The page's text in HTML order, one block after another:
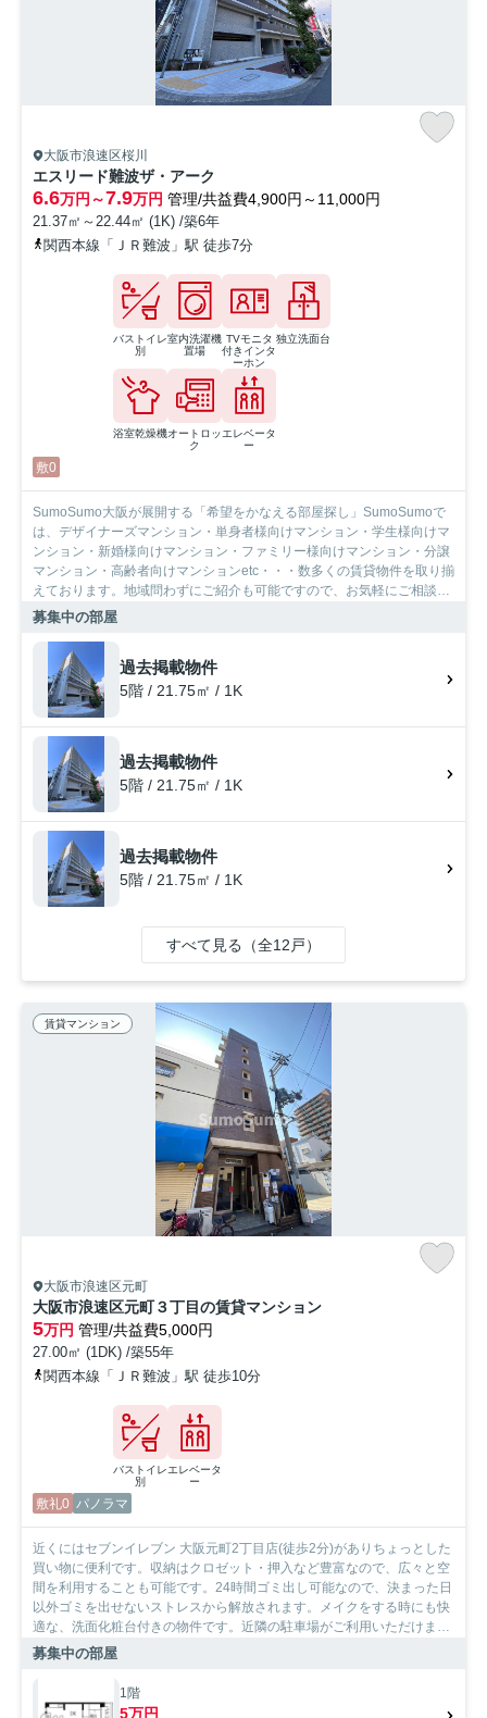
大阪市浪速区桜川
エスリード難波ザ・アーク
6.6万円～7.9万円 管理/共益費4,900円～11,000円
21.37㎡～22.44㎡ (1K) /築6年
関西本線「ＪＲ難波」駅 徒歩7分
バストイレ
別
室内洗濯機
置場
TVモニタ
付きインタ
ーホン
独立洗面台
浴室乾燥機オートロッ
ク
エレベータ
ー
敷0
SumoSumo大阪が展開する「希望をかなえる部屋探し」SumoSumoで
は、デザイナーズマンション・単身者様向けマンション・学生様向けマ
ンション・新婚様向けマンション・ファミリー様向けマンション・分譲
マンション・高齢者向けマンションetc・・・数多くの賃貸物件を取り揃
えております。地域問わずにご紹介も可能ですので、お気軽にご相談下
さいませ。
募集中の部屋
過去掲載物件
5階 / 21.75㎡ / 1K
過去掲載物件
5階 / 21.75㎡ / 1K
過去掲載物件
5階 / 21.75㎡ / 1K
すべて見る（全12戸）
賃貸マンション
大阪市浪速区元町
大阪市浪速区元町３丁目の賃貸マンション
5万円 管理/共益費5,000円
27.00㎡ (1DK) /築55年
関西本線「ＪＲ難波」駅 徒歩10分
バストイレ
別
エレベータ
ー
敷礼0 パノラマ
近くにはセブンイレブン 大阪元町2丁目店(徒歩2分)がありちょっとした
買い物に便利です。収納はクロゼット・押入など豊富なので、広々と空
間を利用することも可能です。24時間ゴミ出し可能なので、決まった日
以外ゴミを出せないストレスから解放されます。メイクをする時にも快
適な、洗面化粧台付きの物件です。近隣の駐車場がご利用いただけま
す。大阪市浪速区エリアにある賃貸情報のことなら、地域に密着した当
す。ご要望や不明な点などございましたら、お気軽にご連絡下さい。
募集中の部屋
1階
5万円